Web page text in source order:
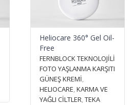
Heliocare 360° Gel Oil-
Free
FERNBLOCK TEKNOLOJİLİ
FOTO YAŞLANMA KARŞITI
GÜNEŞ KREMİ,
HELIOCARE,KARMA VE
YAĞLI CİLTLER,TEKA